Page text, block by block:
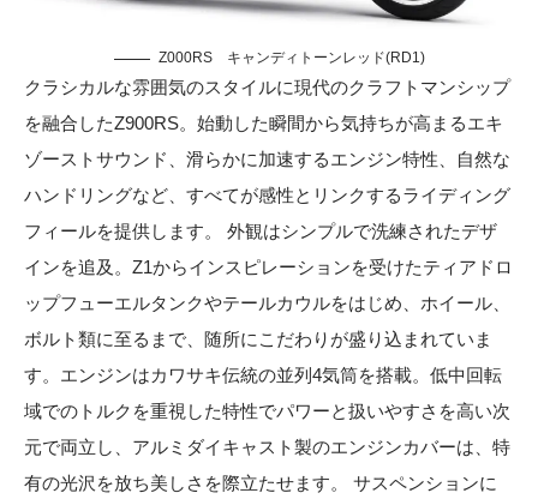
Z000RS キャンディトーンレッド(RD1)
クラシカルな雰囲気のスタイルに現代のクラフトマンシップ
を融合したZ900RS。始動した瞬間から気持ちが高まるエキ
ゾーストサウンド、滑らかに加速するエンジン特性、自然な
ハンドリングなど、すべてが感性とリンクするライディング
フィールを提供します。 外観はシンプルで洗練されたデザ
インを追及。Z1からインスピレーションを受けたティアドロ
ップフューエルタンクやテールカウルをはじめ、ホイール、
ボルト類に至るまで、随所にこだわりが盛り込まれていま
す。エンジンはカワサキ伝統の並列4気筒を搭載。低中回転
域でのトルクを重視した特性でパワーと扱いやすさを高い次
元で両立し、アルミダイキャスト製のエンジンカバーは、特
有の光沢を放ち美しさを際立たせます。 サスペンションに